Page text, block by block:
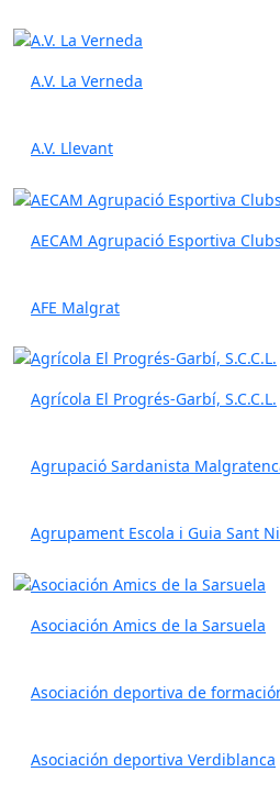
A.V. La Verneda
A.V. Llevant
AECAM Agrupació Esportiva
AFE Malgrat
Agrícola El Progrés-Garbí, S.C.C.L.
Agrupació Sardanista
Agrupament Escola i Guia Sant
Asociación Amics de la Sarsuela
Asociación deportiva de
Asociación deportiva Verdiblanca